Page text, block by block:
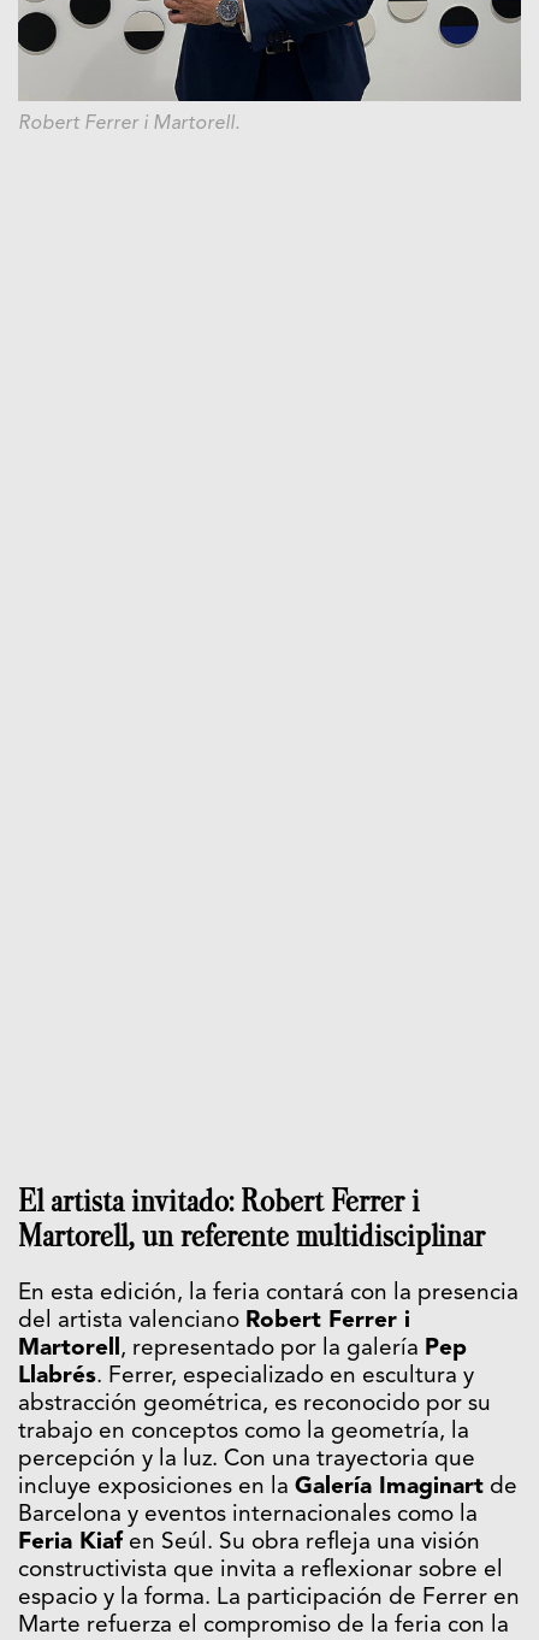
Robert Ferrer i Martorell.
El artista invitado: Robert Ferrer i
Martorell, un referente multidisciplinar
En esta edición, la feria contará con la presencia
del artista valenciano Robert Ferrer i
Martorell, representado por la galería Pep
Llabrés. Ferrer, especializado en escultura y
abstracción geométrica, es reconocido por su
trabajo en conceptos como la geometría, la
percepción y la luz. Con una trayectoria que
incluye exposiciones en la Galería Imaginart de
Barcelona y eventos internacionales como la
Feria Kiaf en Seúl. Su obra refleja una visión
constructivista que invita a reflexionar sobre el
espacio y la forma. La participación de Ferrer en
Marte refuerza el compromiso de la feria con la